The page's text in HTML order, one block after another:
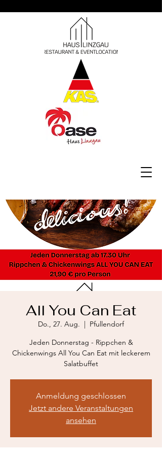
All You Can Eat
Do., 27. Aug.
  |
Pfullendorf
Jeden Donnerstag - Rippchen &
Chickenwings All You Can Eat mit leckerem
Salatbuffet
Anmeldung geschlossen
Jetzt andere Veranstaltungen
ansehen